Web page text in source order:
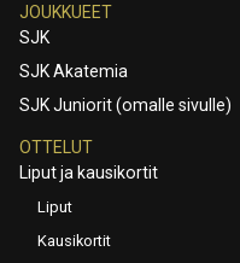
JOUKKUEET
SJK
SJK Akatemia
SJK Juniorit (omalle sivulle)
OTTELUT
Liput ja kausikortit
Liput
Kausikortit